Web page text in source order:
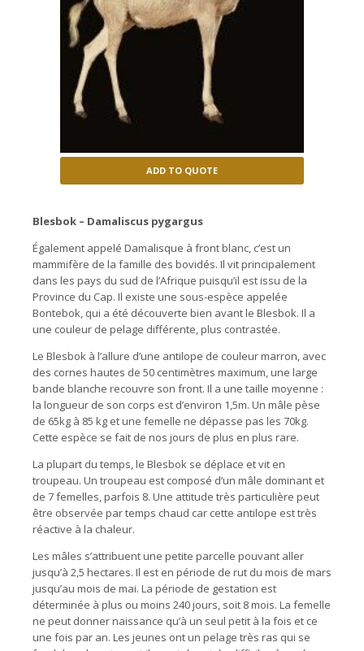
ADD TO QUOTE
Blesbok – Damaliscus pygargus
Également appelé Damalisque à front blanc, c’est un
mammifère de la famille des bovidés. Il vit principalement
dans les pays du sud de l’Afrique puisqu’il est issu de la
Province du Cap. Il existe une sous-espèce appelée
Bontebok, qui a été découverte bien avant le Blesbok. Il a
une couleur de pelage différente, plus contrastée.
Le Blesbok à l’allure d’une antilope de couleur marron, avec
des cornes hautes de 50 centimètres maximum, une large
bande blanche recouvre son front. Il a une taille moyenne :
la longueur de son corps est d’environ 1,5m. Un mâle pèse
de 65kg à 85 kg et une femelle ne dépasse pas les 70kg.
Cette espèce se fait de nos jours de plus en plus rare.
La plupart du temps, le Blesbok se déplace et vit en
troupeau. Un troupeau est composé d’un mâle dominant et
de 7 femelles, parfois 8. Une attitude très particulière peut
être observée par temps chaud car cette antilope est très
réactive à la chaleur.
Les mâles s’attribuent une petite parcelle pouvant aller
jusqu’à 2,5 hectares. Il est en période de rut du mois de mars
jusqu’au mois de mai. La période de gestation est
déterminée à plus ou moins 240 jours, soit 8 mois. La femelle
ne peut donner naissance qu’à un seul petit à la fois et ce
une fois par an. Les jeunes ont un pelage très ras qui se